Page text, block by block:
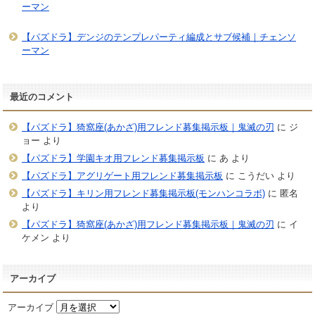
ーマン
【パズドラ】デンジのテンプレパーティ編成とサブ候補｜チェンソ
ーマン
最近のコメント
【パズドラ】猗窩座(あかざ)用フレンド募集掲示板｜鬼滅の刃 に ジ
ョー より
【パズドラ】学園キオ用フレンド募集掲示板 に あ より
【パズドラ】アグリゲート用フレンド募集掲示板 に こうだいより
【パズドラ】キリン用フレンド募集掲示板(モンハンコラボ)に 匿名
より
【パズドラ】猗窩座(あかざ)用フレンド募集掲示板｜鬼滅の刃 に イ
ケメン より
アーカイブ
アーカイブ